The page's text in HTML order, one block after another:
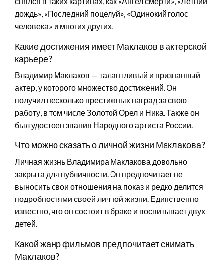
дождь», «Последний поцелуй», «Одинокий голос
человека» и многих других.
Какие достижения имеет Маклаков в актерской
карьере?
Владимир Маклаков — талантливый и признанный
актер, у которого множество достижений. Он
получил несколько престижных наград за свою
работу, в том числе Золотой Орел и Ника. Также он
был удостоен звания Народного артиста России.
Что можно сказать о личной жизни Маклакова?
Личная жизнь Владимира Маклакова довольно
закрыта для публичности. Он предпочитает не
выносить свои отношения на показ и редко делится
подробностями своей личной жизни. Единственно
известно, что он состоит в браке и воспитывает двух
детей.
Какой жанр фильмов предпочитает снимать
Маклаков?